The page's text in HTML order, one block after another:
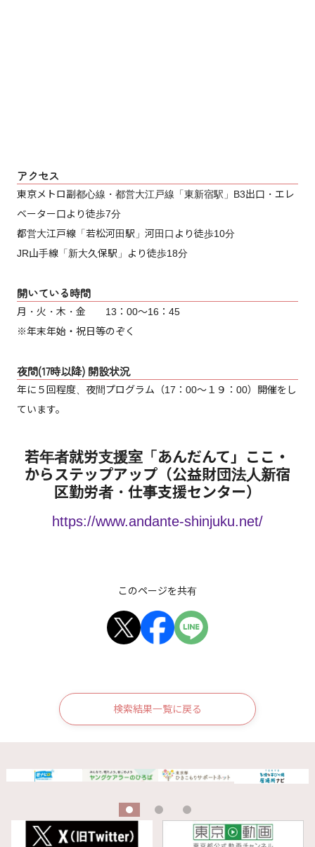
アクセス
東京メトロ副都心線・都営大江戸線「東新宿駅」B3出口・エレ
ベーター口より徒歩7分
都営大江戸線「若松河田駅」河田口より徒歩10分
JR山手線「新大久保駅」より徒歩18分
開いている時間
月・火・木・金 13：00～16：45
※年末年始・祝日等のぞく
夜間(17時以降) 開設状況
年に５回程度、夜間プログラム（17：00～１９：00）開催をし
ています。
若年者就労支援室「あんだんて」ここ・
からステップアップ（公益財団法人新宿
区勤労者・仕事支援センター）
https://www.andante-shinjuku.net/
このページを共有
検索結果一覧に戻る